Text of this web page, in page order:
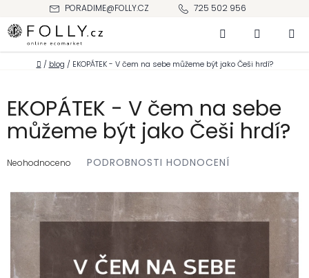
obsah
PORADIME@FOLLY.CZ 725 502 956
Hledat NÁKUPNÍ
KOŠÍK
Domů
/ blog / EKOPÁTEK - V čem na sebe můžeme být jako Češi hrdí?
EKOPÁTEK - V čem na sebe
můžeme být jako Češi hrdí?
hodnocení
z 5
hvězdiček.
Neohodnoceno PODROBNOSTI HODNOCENÍ